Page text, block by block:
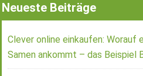
Neueste Beiträge
Clever online einkaufen: Worauf
Samen ankommt – das Beispiel